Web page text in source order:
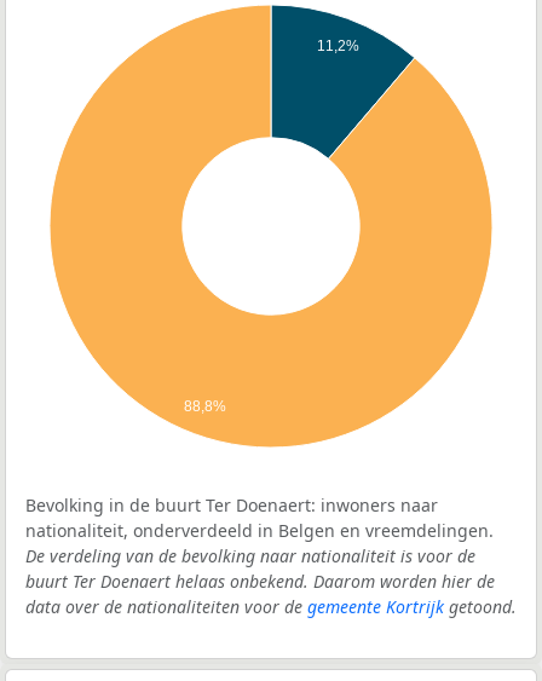
11,2%
88,8%
Bevolking in de buurt Ter Doenaert: inwoners naar
nationaliteit, onderverdeeld in Belgen en vreemdelingen.
De verdeling van de bevolking naar nationaliteit is voor de
buurt Ter Doenaert helaas onbekend. Daarom worden hier de
data over de nationaliteiten voor de gemeente Kortrijk getoond.